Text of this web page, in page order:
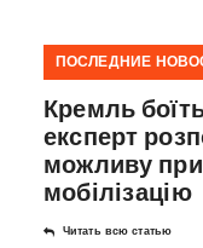
ПОСЛЕДНИЕ
Кремль
експерт
можливу
мобілізацію
Читать всю статью